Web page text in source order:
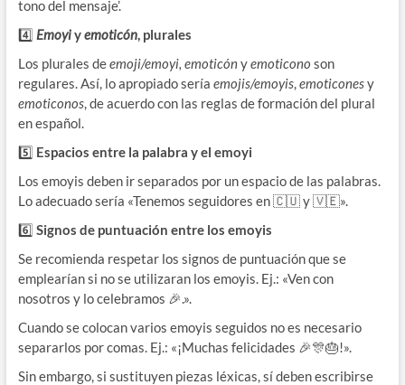
tono del mensaje’.
4️⃣ Emoyiyemoticón, plurales
Los plurales deemoji/emoyi, emoticónyemoticono son
regulares. Así, lo apropiado sería emojis/emoyis, emoticonesy
emoticonos, de acuerdo con las reglas de formación del plural
en español.
5️⃣ Espacios entre la palabra y el emoyi
Los emoyis deben ir separados por un espacio de las palabras.
Lo adecuado sería «Tenemos seguidores en 🇨🇺 y 🇻🇪».
6️⃣ Signos de puntuación entre los emoyis
Se recomienda respetar los signos de puntuación que se
emplearían si no se utilizaran los emoyis. Ej.: «Ven con
nosotros y lo celebramos 🎉.».
Cuando se colocan varios emoyis seguidos no es necesario
separarlos por comas. Ej.: «¡Muchas felicidades 🎉🎊🎂!».
Sin embargo, si sustituyen piezas léxicas, sí deben escribirse